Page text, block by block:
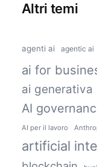
Altri temi
agenti ai agentic ai
ai for
ai generativa
AI
AI per il lavoro
artificial